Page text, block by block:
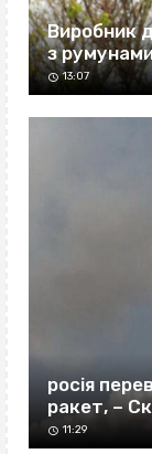
Виробник
з
13:07
росія
ракет, –
11:29